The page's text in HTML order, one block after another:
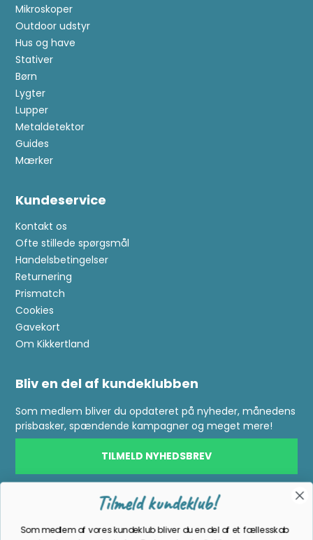
Mikroskoper
Outdoor udstyr
Hus og have
Stativer
Børn
Lygter
Lupper
Metaldetektor
Guides
Mærker
Kundeservice
Kontakt os
Ofte stillede spørgsmål
Handelsbetingelser
Returnering
Prismatch
Cookies
Gavekort
Om Kikkertland
Bliv en del af kundeklubben
Som medlem bliver du opdateret på nyheder, månedens
prisbasker, spændende kampagner og meget mere!
TILMELD NYHEDSBREV
Følg os på facebook
Som medlem af vores kundeklub bliver du en del af et fællesskab
🌿Eksklusive tilbud–vær den første, der modtager vilde tilbud
ogdeldineegne
🌠 Tips naturfænomener besked, når sker noget
særligtinaturen,duikkemågå glipaf
og debedsteråd
📬Altid skarpe priserognyhederdirekteidinindbakke